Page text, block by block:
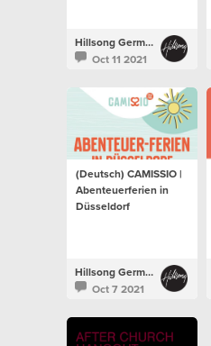
Hillsong Germany
Oct 11 2021
(Deutsch) CAMISSIO |
Abenteuerferien in
Düsseldorf
Hillsong Germany
Oct 7 2021